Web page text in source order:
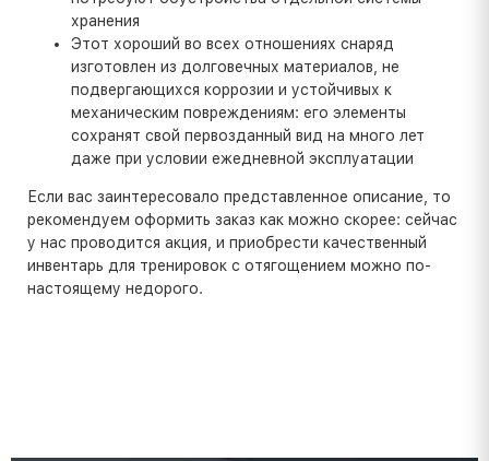
хранения
Этот хороший во всех отношениях снаряд
изготовлен из долговечных материалов, не
подвергающихся коррозии и устойчивых к
механическим повреждениям: его элементы
сохранят свой первозданный вид на много лет
даже при условии ежедневной эксплуатации
Если вас заинтересовало представленное описание, то
рекомендуем оформить заказ как можно скорее: сейчас
у нас проводится акция, и приобрести качественный
инвентарь для тренировок с отягощением можно по-
настоящему недорого.